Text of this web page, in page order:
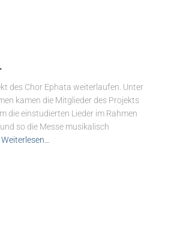
des Chor Ephata weiterlaufen. Unter
kamen die Mitglieder des Projekts
die einstudierten Lieder im Rahmen
so die Messe musikalisch
Weiterlesen…